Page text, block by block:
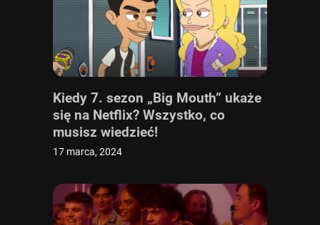
Kiedy 7. sezon „Big Mouth” ukaże
się na Netflix? Wszystko, co
musisz wiedzieć!
17 marca, 2024